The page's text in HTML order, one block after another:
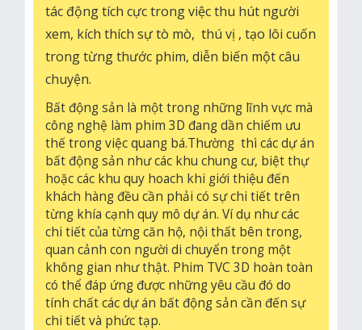
tác động tích cực trong việc thu hút người
xem, kích thích sự tò mò, thú vị , tạo lôi cuốn
trong từng thước phim, diễn biến một câu
chuyện.
Bất động sản là một trong những lĩnh vực mà
công nghệ làm phim 3D đang dần chiếm ưu
thế trong việc quang bá.Thường thì các dự án
bất động sản như các khu chung cư, biệt thự
hoặc các khu quy hoach khi giới thiệu đến
khách hàng đều cần phải có sự chi tiết trên
từng khía cạnh quy mô dự án. Ví dụ như các
chi tiết của từng căn hộ, nội thất bên trong,
quan cảnh con người di chuyển trong một
không gian như thật. Phim TVC 3D hoàn toàn
có thể đáp ứng được những yêu cầu đó do
tính chất các dự án bất động sản cần đến sự
chi tiết và phức tạp.